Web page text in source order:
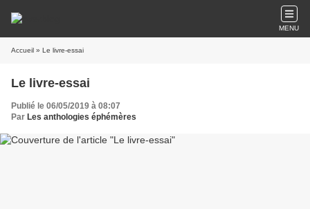
MENU
Accueil » Le livre-essai
Le livre-essai
Publié le 06/05/2019 à 08:07
Par Les anthologies éphémères